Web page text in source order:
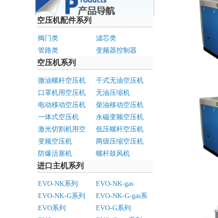
空压机配件系列
阀门类
滤芯类
管路类
变频器控制器
空压机系列
微油螺杆空压机
干式无油空压机
口罩机用空压机
无油压缩机
电动移动空压机
柴油移动空压机
一体式空压机
永磁变频空压机
激光切割机用空
压机
低压螺杆空压机
变频空压机
两级压缩空压机
防爆活塞机
螺杆鼓风机
进口主机系列
EVO-NK系列
EVO-NK-gas
EVO-NK-G系列
EVO-NK-G-gas系
EVO系列
EVO-G系列